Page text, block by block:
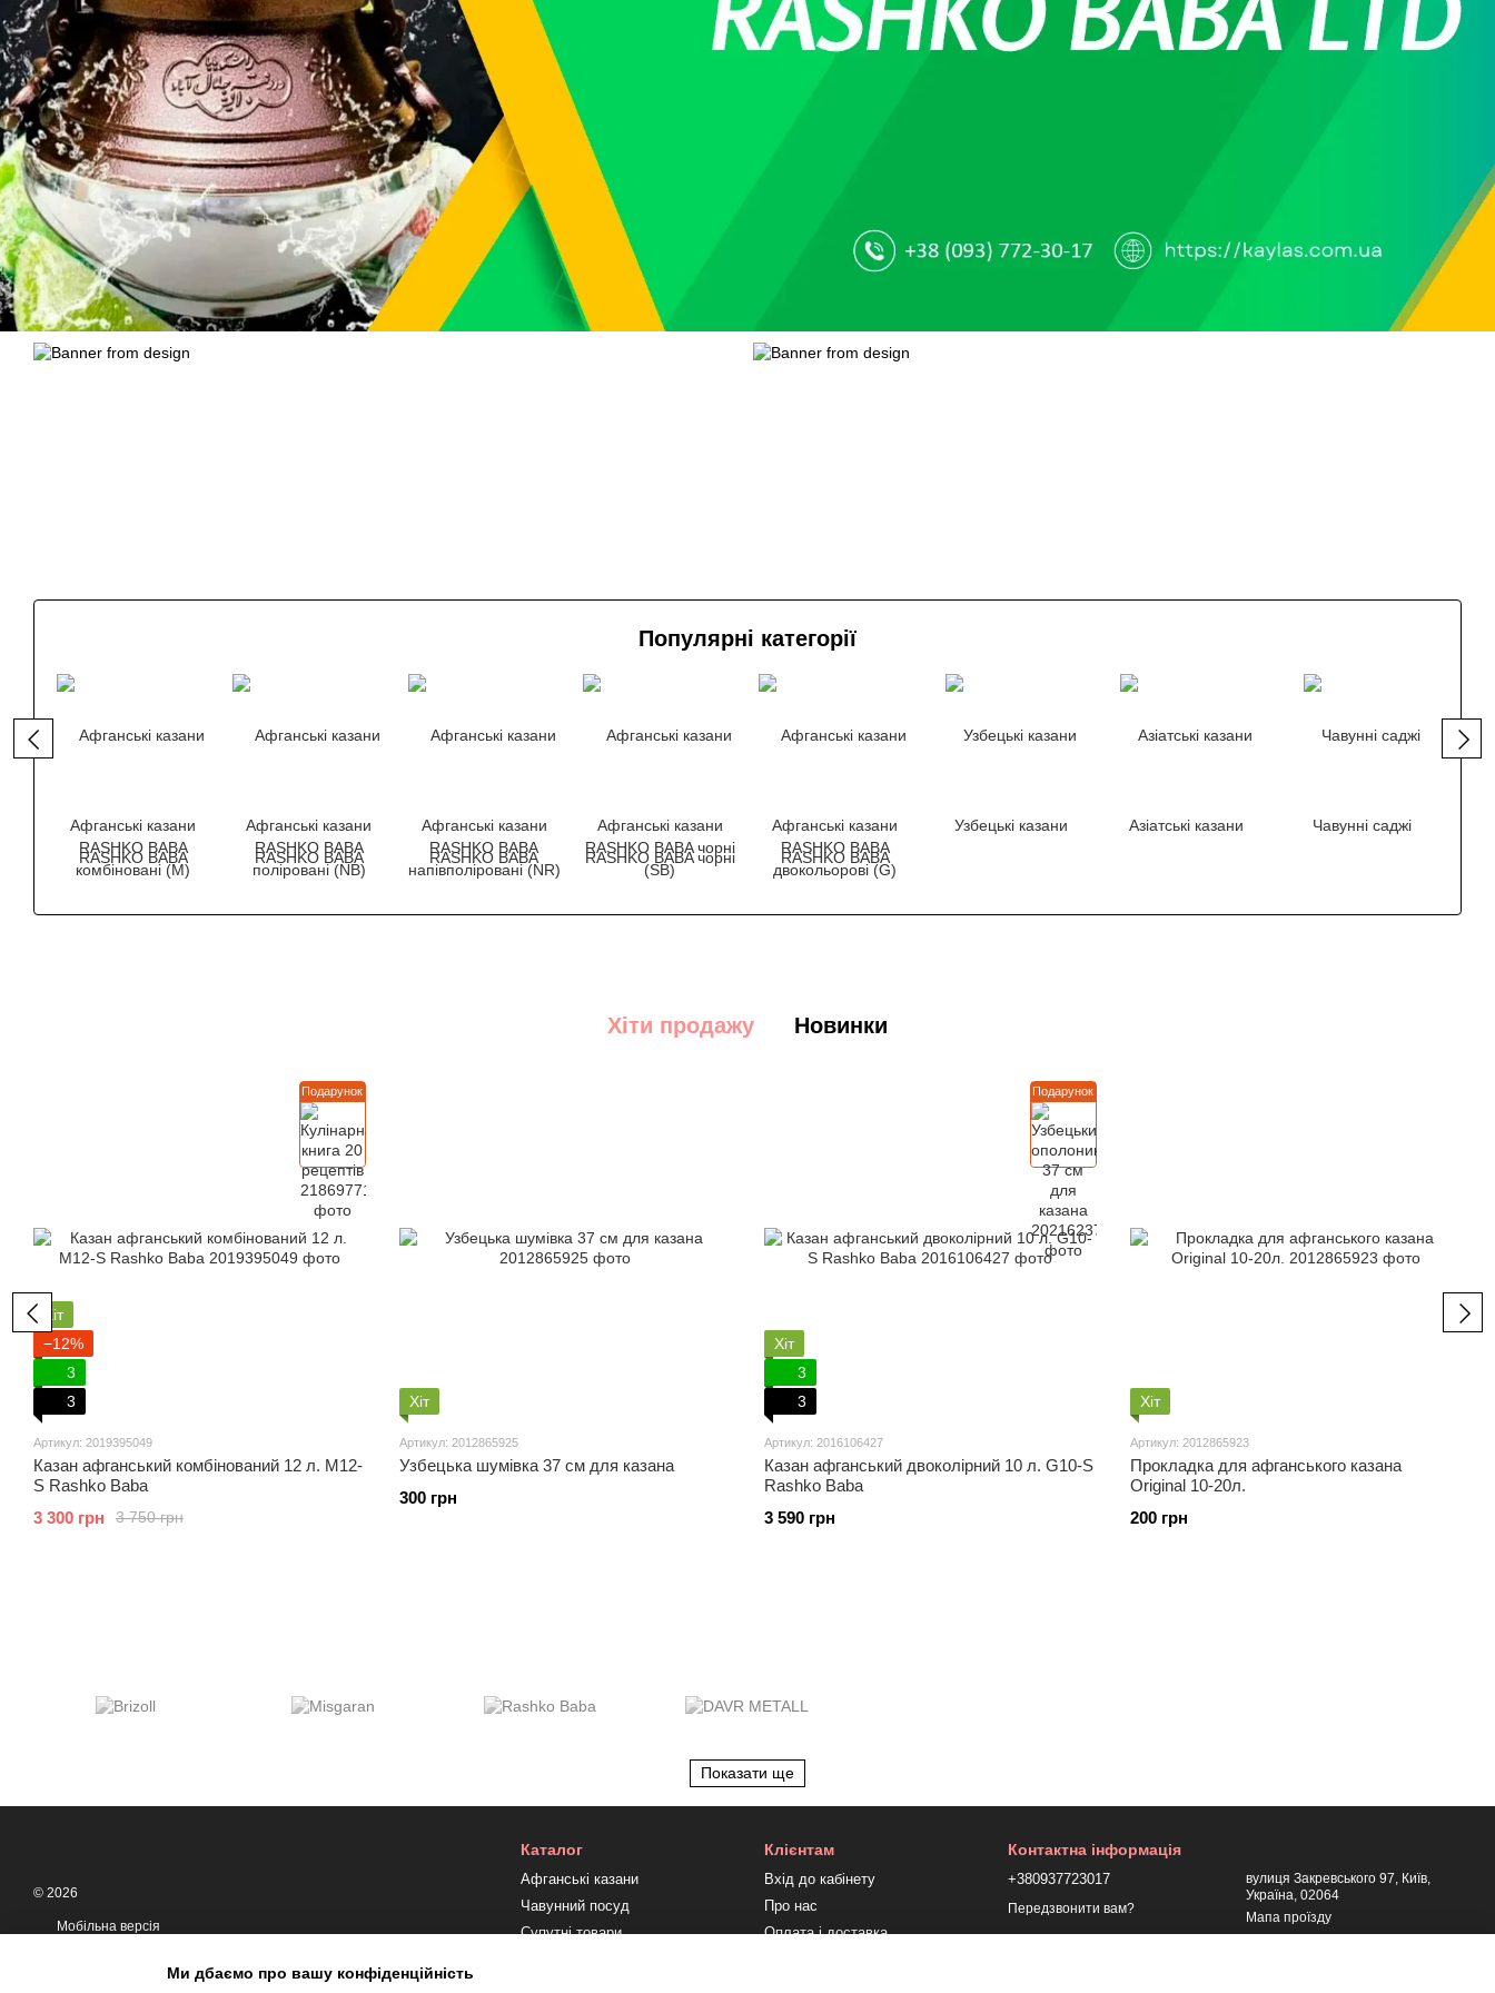
Популярні категорії
Афганські казани
RASHKO BABA
комбіновані (M)
Афганські казани
RASHKO BABA
поліровані (NB)
Афганські казани
RASHKO BABA
напівполіровані (NR)
Афганські казани
RASHKO BABA чорні
(SB)
Афганські казани
RASHKO BABA
двокольорові (G)
Узбецькі казани Азіатські казани Чавунні саджі
Хіти продажу Новинки
Подарунок
Хіт
−12%
3
3
Артикул: 2019395049
Казан афганський комбінований 12 л. M12-
S Rashko Baba
3 750 грн
3 300 грн
Хіт
Артикул: 2012865925
Узбецька шумівка 37 см для казана
300 грн
Подарунок
Хіт
3
3
Артикул: 2016106427
Казан афганський двоколірний 10 л. G10-S
Rashko Baba
3 590 грн
Хіт
Артикул: 2012865923
Прокладка для афганського казана
Original 10-20л.
200 грн
Показати ще
© 2026
Мобільна версія
Каталог
Афганські казани
Чавунний посуд
Супутні товари
Клієнтам
Вхід до кабінету
Про нас
Оплата і доставка
Контактна інформація
+380937723017
Передзвонити вам?
вулиця Закревського 97, Київ,
Україна, 02064
Мапа проїзду
Ми дбаємо про вашу конфіденційність